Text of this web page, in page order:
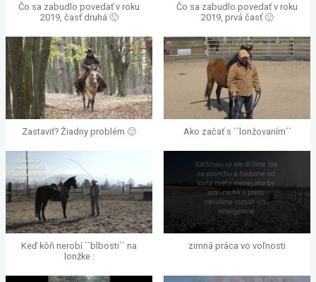
Čo sa zabudlo povedať v roku
2019, časť druhá 🙂
Čo sa zabudlo povedať v roku
2019, prvá časť 🙂
Zastaviť? Žiadny problém 🙂 Ako začať s ´´lonžovaním´´
Keď kôň nerobí ´´blbosti´´ na
lonžke :
zimná práca vo voľnosti